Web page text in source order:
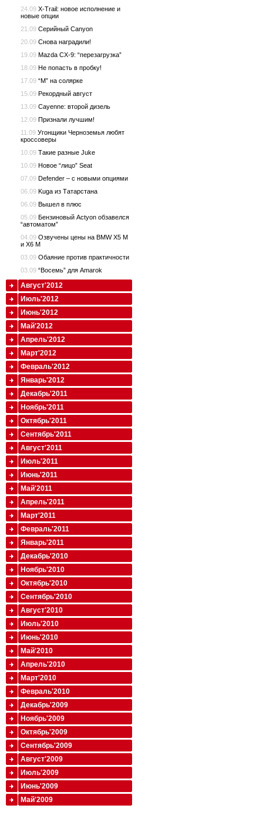
24.09 X-Trail: новое исполнение и
новые опции
21.09 Серийный Canyon
20.09 Снова наградили!
19.09 Mazda CX-9: “перезагрузка”
18.09 Не попасть в пробку!
17.09 “M” на солярке
15.09 Рекордный август
13.09 Cayenne: второй дизель
12.09 Признали лучшим!
11.09 Угонщики Черноземья любят
кроссоверы
10.09 Такие разные Juke
10.09 Новое “лицо” Seat
07.09 Defender – с новыми опциями
06.09 Kuga из Татарстана
06.09 Вышел в плюс
05.09 Бензиновый Actyon обзавелся
“автоматом”
04.09 Озвучены цены на BMW X5 M
и X6 M
03.09 Обаяние против практичности
03.09 “Восемь” для Amarok
Август'2012
Июль'2012
Июнь'2012
Май'2012
Апрель'2012
Март'2012
Февраль'2012
Январь'2012
Декабрь'2011
Ноябрь'2011
Октябрь'2011
Сентябрь'2011
Август'2011
Июль'2011
Июнь'2011
Май'2011
Апрель'2011
Март'2011
Февраль'2011
Январь'2011
Декабрь'2010
Ноябрь'2010
Октябрь'2010
Сентябрь'2010
Август'2010
Июль'2010
Июнь'2010
Май'2010
Апрель'2010
Март'2010
Февраль'2010
Декабрь'2009
Ноябрь'2009
Октябрь'2009
Сентябрь'2009
Август'2009
Июль'2009
Июнь'2009
Май'2009